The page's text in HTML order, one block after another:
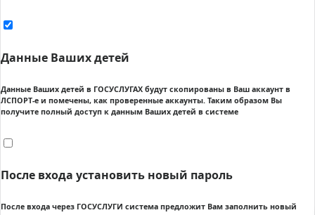
Данные Ваших детей
Данные Ваших детей в ГОСУСЛУГАХ будут скопированы в Ваш аккаунт в
ЛСПОРТ-е и помечены, как проверенные аккаунты. Таким образом Вы
получите полный доступ к данным Ваших детей в системе
После входа установить новый пароль
После входа через ГОСУСЛУГИ система предложит Вам заполнить новый